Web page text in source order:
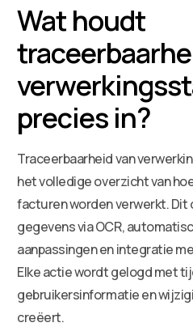
Wat houdt
precies in?
Traceerbaarheid van
het volledige overzicht van
facturen worden verwerkt. Dit
gegevens via OCR,
aanpassingen en integratie
Elke actie wordt gelogd met
gebruikersinformatie en
creëert.